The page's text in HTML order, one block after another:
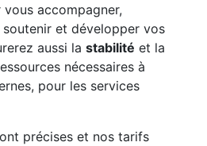
accompagner,
soutenir et développer vos
aussi lastabilité et la
nécessaires à
pour les services
précises et nos tarifs